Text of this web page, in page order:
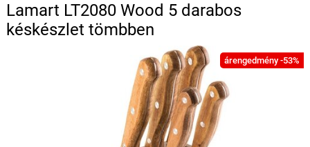
Lamart LT2080 Wood 5 darabos
késkészlet tömbben
árengedmény -53%